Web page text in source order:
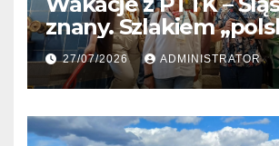
znany. Szlakiem
Gaudiego” do
27/07/2026 ADMINISTRATOR